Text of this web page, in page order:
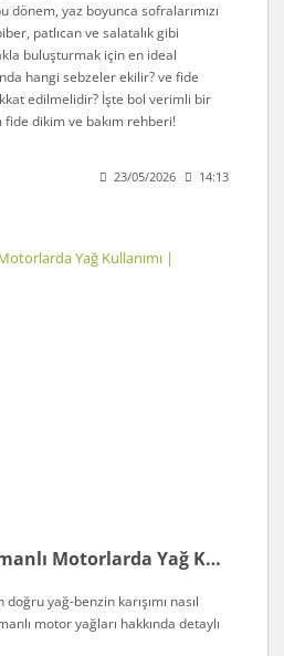
dönem, yaz boyunca sofralarımızı
patlıcan ve salatalık gibi
buluşturmak için en ideal
hangi sebzeler ekilir? ve fide
edilmelidir? İşte bol verimli bir
fide dikim ve bakım rehberi!
23/05/2026 14:13
2 Zamanlı ve 4 Zamanlı Motorlarda Yağ Kullanımı | enbahce.com
yağ-benzin karışımı nasıl
motor yağları hakkında detaylı